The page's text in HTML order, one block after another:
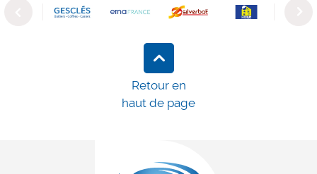
Previous Next
Retour en
haut de page